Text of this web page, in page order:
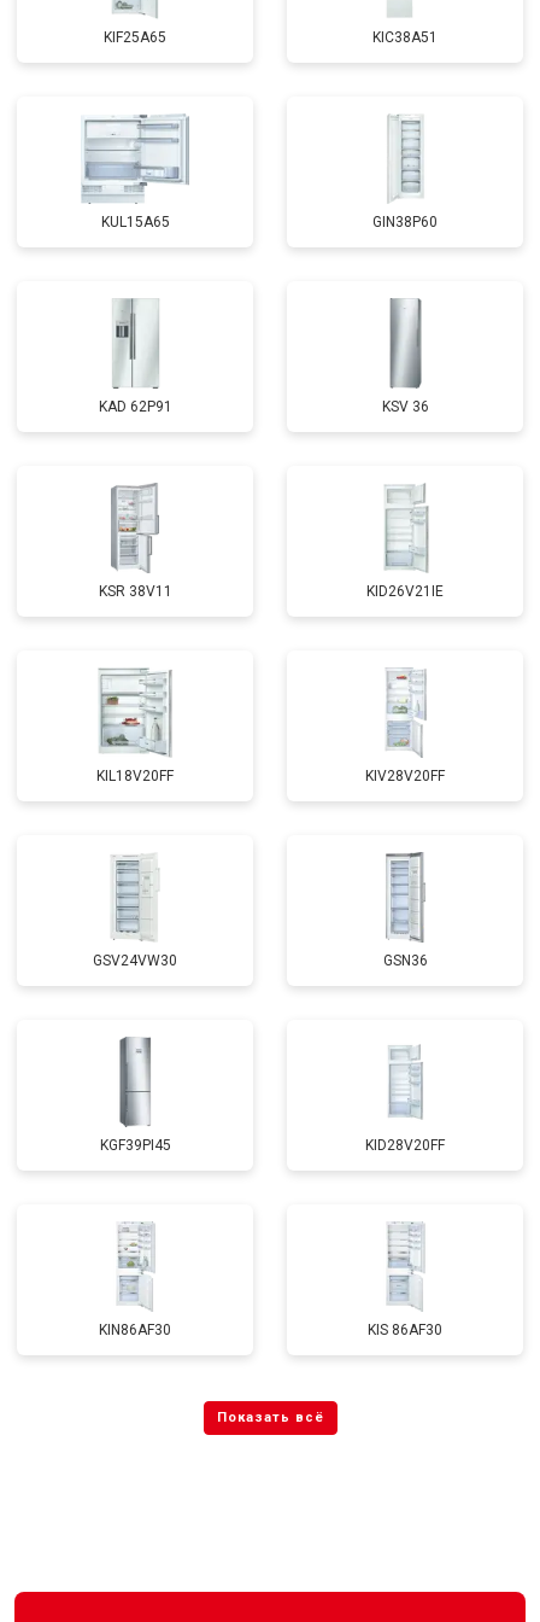
KIF25A65 KIC38A51
KUL15A65 GIN38P60
KAD 62P91 KSV 36
KSR 38V11 KID26V21IE
KIL18V20FF KIV28V20FF
GSV24VW30 GSN36
KGF39PI45 KID28V20FF
KIN86AF30 KIS 86AF30